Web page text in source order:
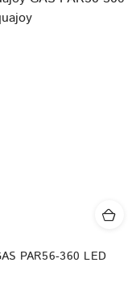
PAR56-360 LED